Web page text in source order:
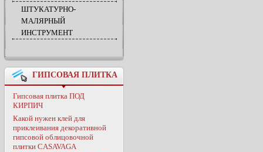
ШТУКАТУРНО-
МАЛЯРНЫЙ
ИНСТРУМЕНТ
ГИПСОВАЯ ПЛИТКА
Гипсовая плитка ПОД
КИРПИЧ
Какой нужен клей для
приклеивания декоративной
гипсовой облицовочной
плитки CASAVAGA